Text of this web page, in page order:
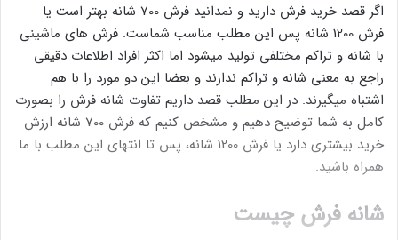
اگر قصد خرید فرش دارید و نمدانید فرش 700 شانه بهتر است یا
فرش 1200 شانه پس این مطلب مناسب شماست. فرش های ماشینی
با شانه و تراکم مختلفی تولید میشود اما اکثر افراد اطلاعات دقیقی
راجع به معنی شانه و تراکم ندارند و بعضا این دو مورد را با هم
اشتباه میگیرند. در این مطلب قصد داریم تفاوت شانه فرش را بصورت
کامل به شما توضیح دهیم و مشخص کنیم که فرش 700 شانه ارزش
خرید بیشتری دارد یا فرش 1200 شانه، پس تا انتهای این مطلب با ما
همراه باشید.
شانه فرش چیست